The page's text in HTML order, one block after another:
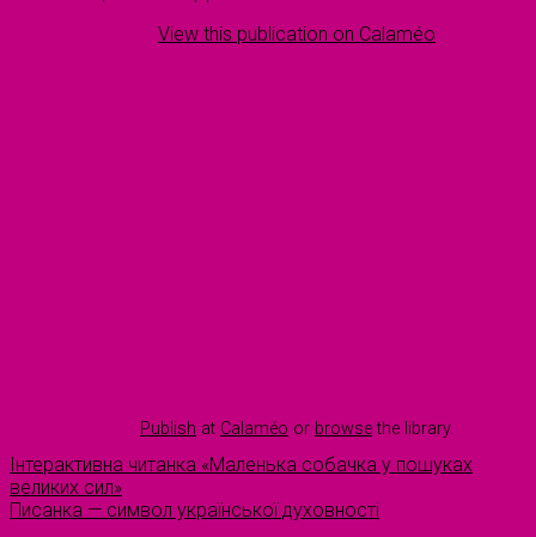
View this publication on Calaméo
Publish at Calaméo or browsethe library.
Інтерактивна читанка «Маленька собачка у пошуках
великих сил»
Писанка — символ української духовності